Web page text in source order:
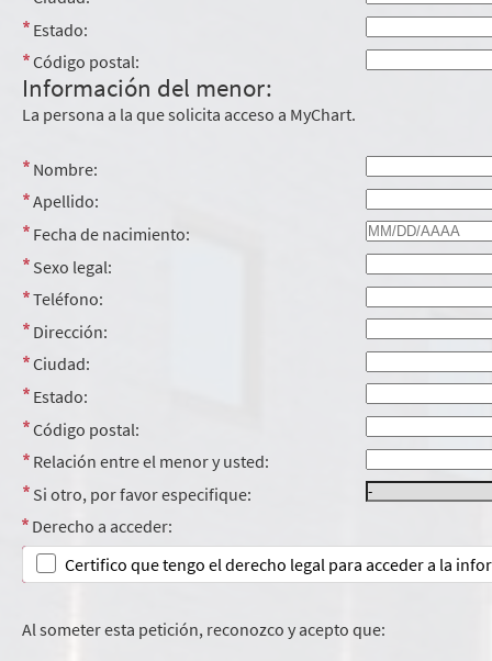
Estado:
Código postal:
Información del menor:
La persona a la que solicita acceso a MyChart.
Nombre:
Apellido:
Fecha de nacimiento:
Sexo legal:
Teléfono:
Dirección:
Ciudad:
Estado:
Código postal:
Relación entre el menor y usted:
Si otro, por favor especifique:
Derecho a acceder:
Certifico que tengo el derecho legal para acceder a la
Al someter esta petición, reconozco y acepto que: